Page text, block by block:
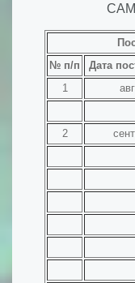
№ п/п
Дата
1
2